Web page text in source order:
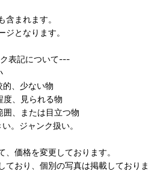
まれます。
となります。
表記について---
、少ない物
度、見られる物
、または目立つ物
。ジャンク扱い。
、価格を変更しております。
ており、個別の写真は掲載しておりま